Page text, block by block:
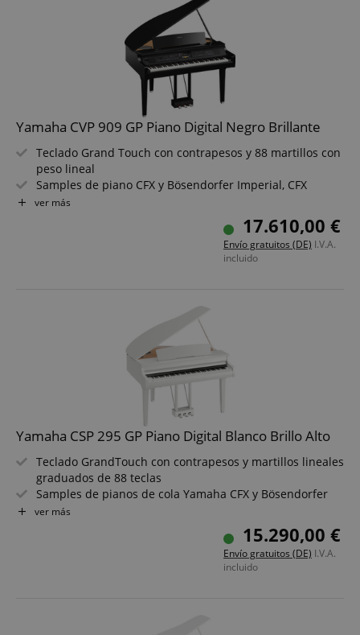
Yamaha CVP 909 GP Piano Digital Negro Brillante
Teclado Grand Touch con contrapesos y 88 martillos con
peso lineal
Samples de piano CFX y Bösendorfer Imperial, CFX
muestreado binauralmente
1.605 sonidos de alta calidad + 58 kits de batería/SFX +
675 estilos de acompañamiento, función interna de
y pantalla táctil TFT a color
ver más
17.610,00 €
Envío gratuitos (DE) I.V.A.
incluido
Yamaha CSP 295 GP Piano Digital Blanco Brillo Alto
Teclado GrandTouch con contrapesos y martillos lineales
graduados de 88 teclas
Samples de pianos de cola Yamaha CFX y Bösendorfer
Imperial
919 tonos, 403 canciones y 525 estilos de
Modelado Grand Expression, Modelado de Resonancia
ver más
15.290,00 €
Envío gratuitos (DE) I.V.A.
incluido